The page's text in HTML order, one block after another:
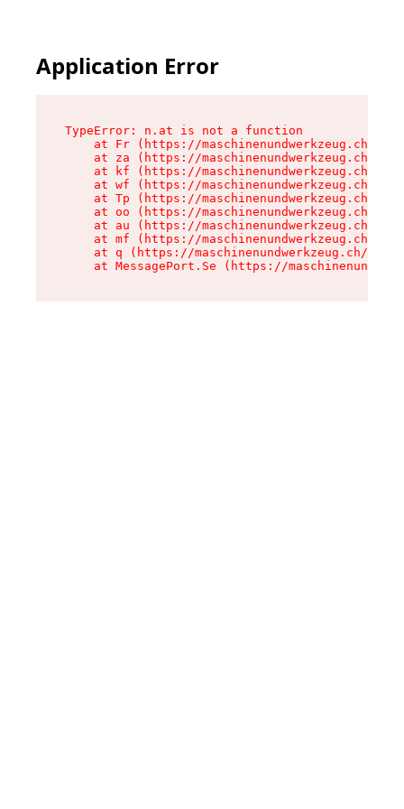
Application Error
TypeError: n.at is not a function
at Fr (https://maschinenundwerkzeug.ch/
at za (https://maschinenundwerkzeug.ch/
at kf (https://maschinenundwerkzeug.ch/
at wf (https://maschinenundwerkzeug.ch/
at Tp (https://maschinenundwerkzeug.ch/
at oo (https://maschinenundwerkzeug.ch/
at au (https://maschinenundwerkzeug.ch/
at mf (https://maschinenundwerkzeug.ch/
at q (https://maschinenundwerkzeug.ch/
at MessagePort.Se (https://